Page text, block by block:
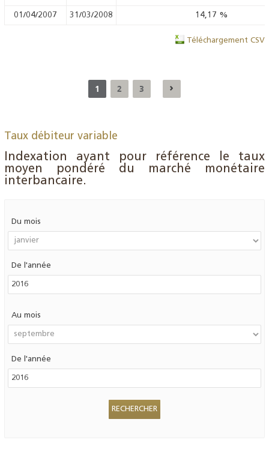
01/04/2007 31/03/2008 14,17 %
Téléchargement CSV
1 2 3
Taux débiteur variable
Indexation ayant pour référence le taux
moyen pondéré du marché monétaire
interbancaire.
Du mois
De l'année
Au mois
De l'année